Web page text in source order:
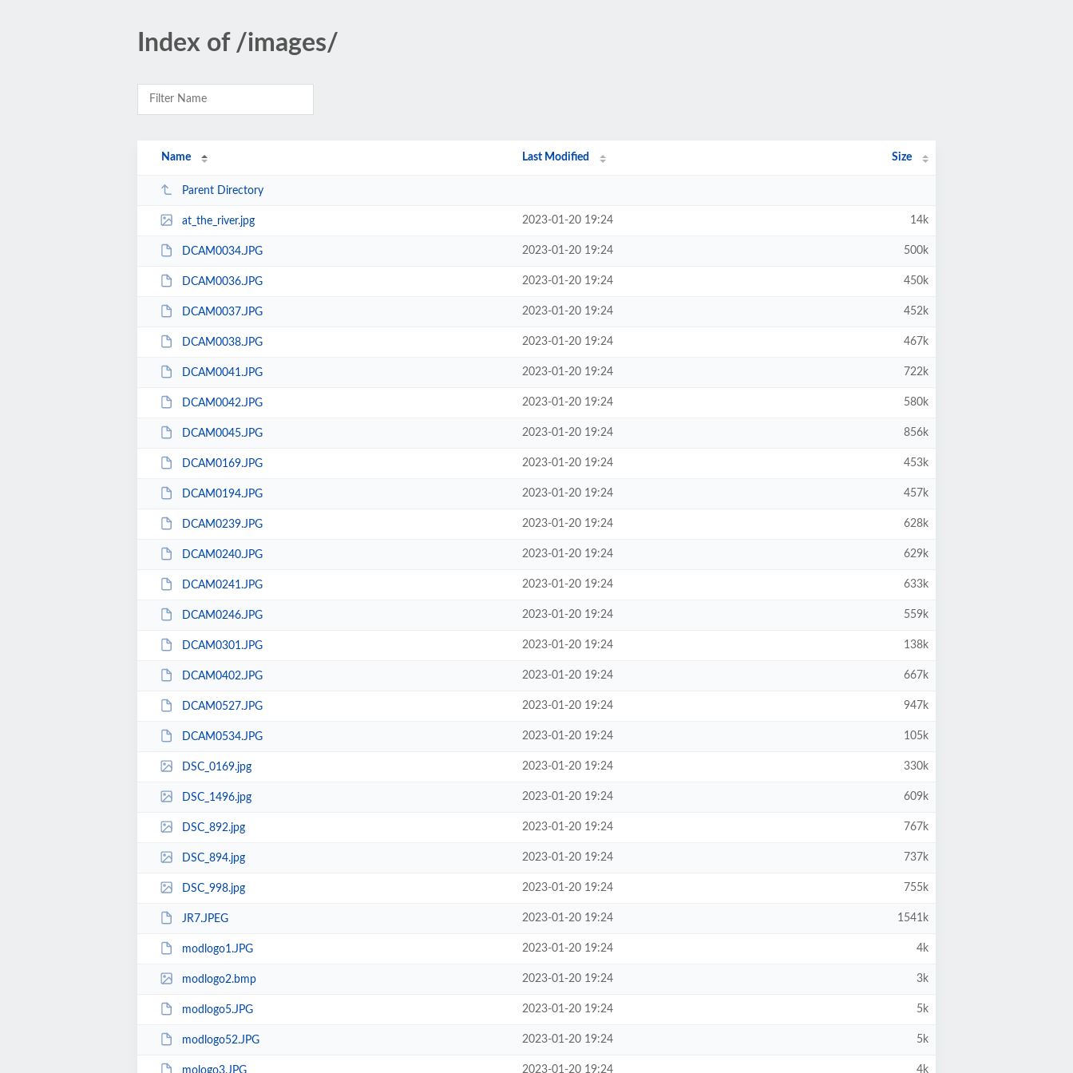
Index of /images/
Name Last Modified Size
Parent Directory
at_the_river.jpg 2023-01-20 19:24 14k
DCAM0034.JPG 2023-01-20 19:24 500k
DCAM0036.JPG 2023-01-20 19:24 450k
DCAM0037.JPG 2023-01-20 19:24 452k
DCAM0038.JPG 2023-01-20 19:24 467k
DCAM0041.JPG 2023-01-20 19:24 722k
DCAM0042.JPG 2023-01-20 19:24 580k
DCAM0045.JPG 2023-01-20 19:24 856k
DCAM0169.JPG 2023-01-20 19:24 453k
DCAM0194.JPG 2023-01-20 19:24 457k
DCAM0239.JPG 2023-01-20 19:24 628k
DCAM0240.JPG 2023-01-20 19:24 629k
DCAM0241.JPG 2023-01-20 19:24 633k
DCAM0246.JPG 2023-01-20 19:24 559k
DCAM0301.JPG 2023-01-20 19:24 138k
DCAM0402.JPG 2023-01-20 19:24 667k
DCAM0527.JPG 2023-01-20 19:24 947k
DCAM0534.JPG 2023-01-20 19:24 105k
DSC_0169.jpg 2023-01-20 19:24 330k
DSC_1496.jpg 2023-01-20 19:24 609k
DSC_892.jpg 2023-01-20 19:24 767k
DSC_894.jpg 2023-01-20 19:24 737k
DSC_998.jpg 2023-01-20 19:24 755k
JR7.JPEG 2023-01-20 19:24 1541k
modlogo1.JPG 2023-01-20 19:24 4k
modlogo2.bmp 2023-01-20 19:24 3k
modlogo5.JPG 2023-01-20 19:24 5k
modlogo52.JPG 2023-01-20 19:24 5k
mologo3.JPG 2023-01-20 19:24 4k